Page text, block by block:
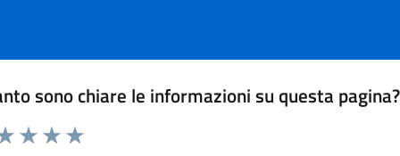
sono chiare le informazioni su questa pagina?
1 a 5 stelle la pagina